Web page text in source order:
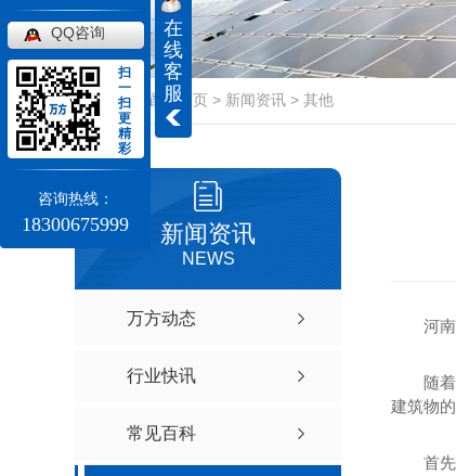
当前位置：首页 > 新闻资讯 > 其他
新闻资讯
NEWS
万方动态
行业快讯
常见百科
河
随
建筑物
首
在
线
客
服
QQ咨询
扫
一
扫
更
精
彩
咨询热线：
18300675999